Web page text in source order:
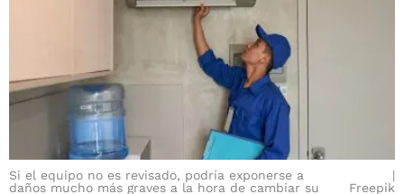
Si el equipo no es revisado, podría exponerse a
daños mucho más graves a la hora de cambiar su
Freepik